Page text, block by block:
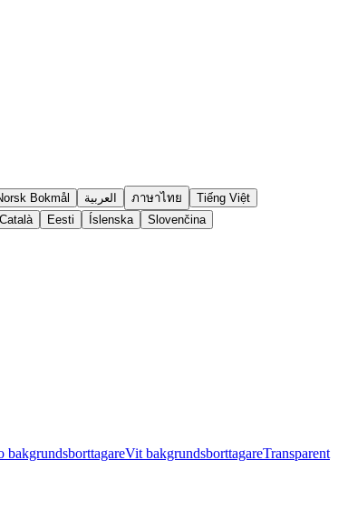
Bokmål العربية ภาษาไทย
Tiếng Việt
Català Eesti Íslenska Slovenčina
bakgrundsborttagareVit bakgrundsborttagareTransparent